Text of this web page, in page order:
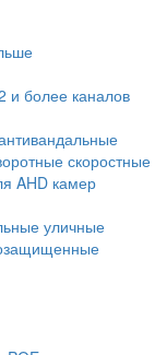
и более каналов
скоростные
AHD камер
уличные